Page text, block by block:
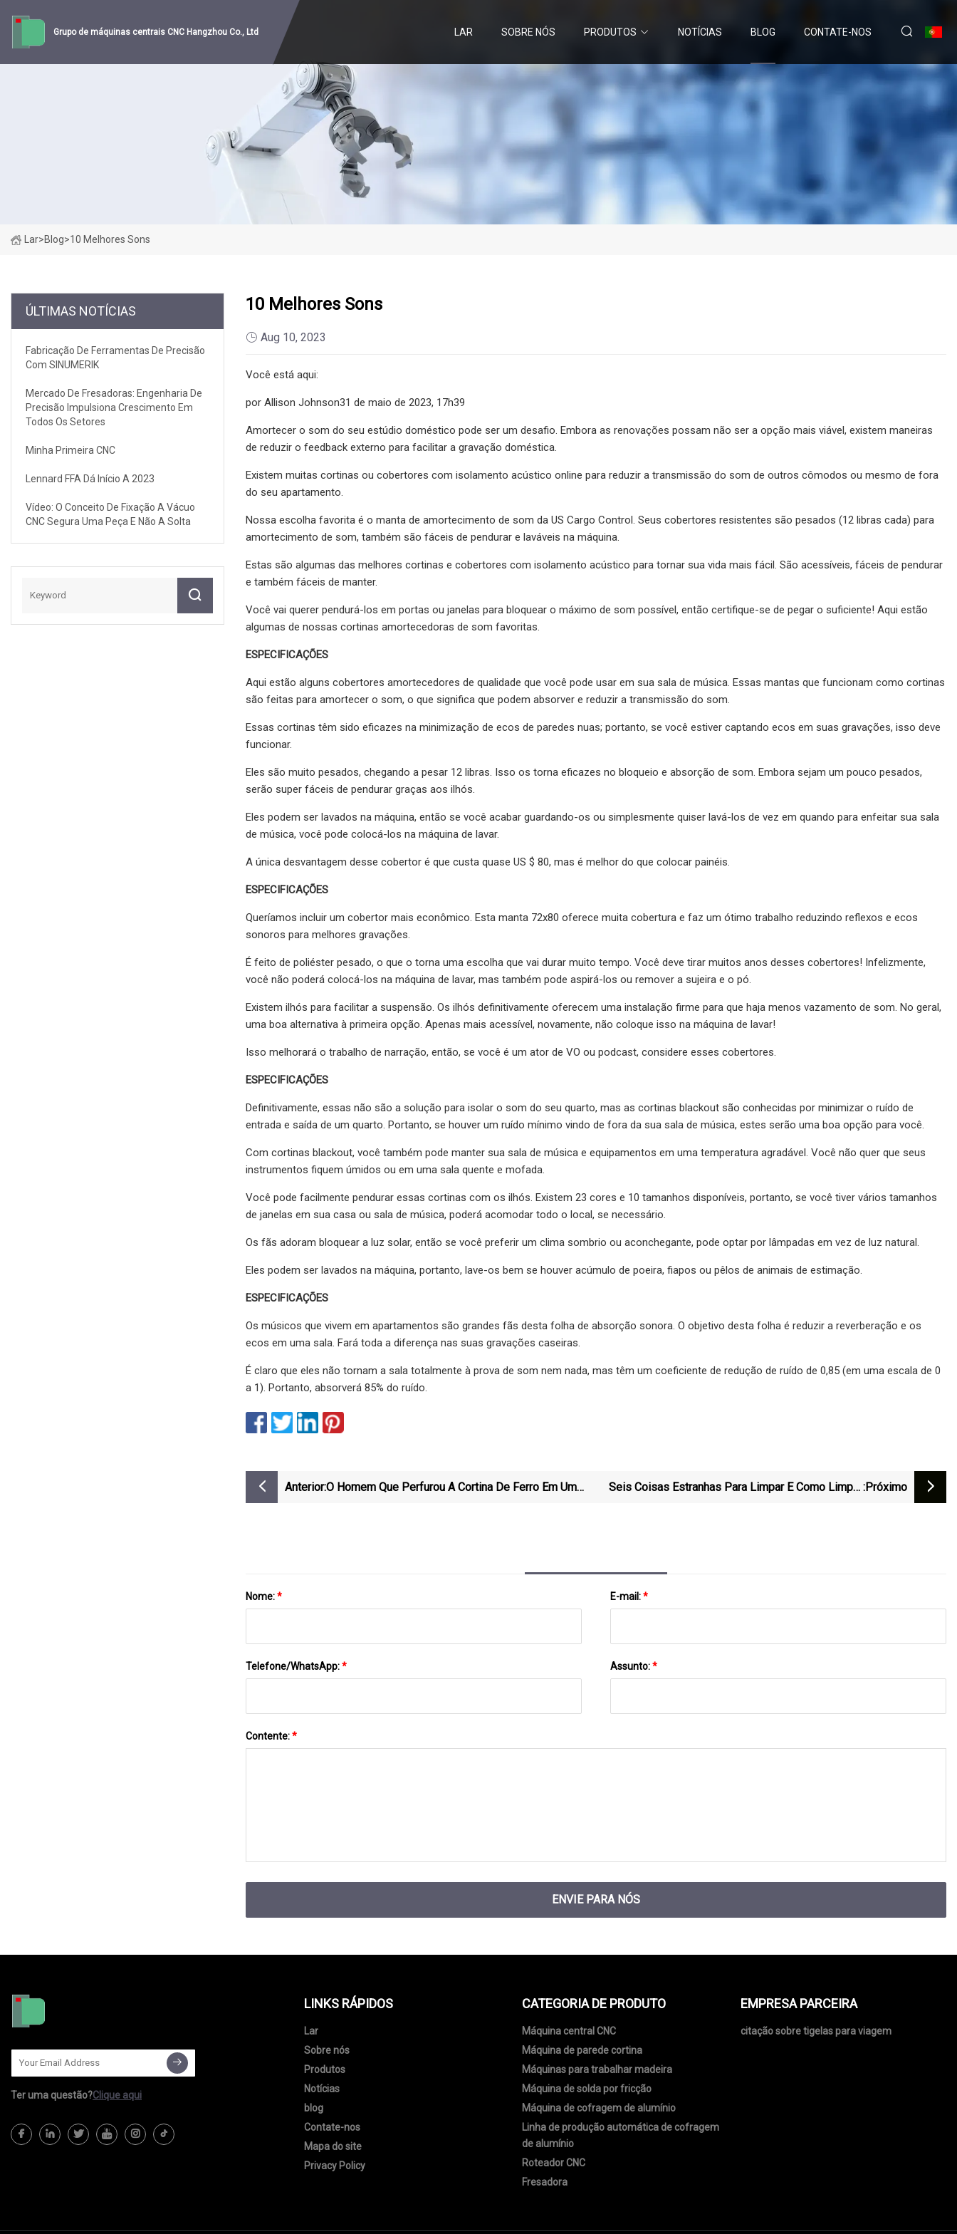
Grupo de máquinas centrais CNC Hangzhou Co., Ltd LAR SOBRE NÓS PRODUTOS NOTÍCIAS BLOG CONTATE-NOS
Lar>Blog>10 Melhores Sons
ÚLTIMAS NOTÍCIAS
Fabricação De Ferramentas De Precisão
Com SINUMERIK
Mercado De Fresadoras: Engenharia De
Precisão Impulsiona Crescimento Em
Todos Os Setores
Minha Primeira CNC
Lennard FFA Dá Início A 2023
Vídeo: O Conceito De Fixação A Vácuo
CNC Segura Uma Peça E Não A Solta
10 Melhores Sons
Aug 10, 2023
Você está aqui:
por Allison Johnson31 de maio de 2023, 17h39
Amortecer o som do seu estúdio doméstico pode ser um desafio. Embora as renovações possam não ser a opção mais viável, existem maneiras
de reduzir o feedback externo para facilitar a gravação doméstica.
Existem muitas cortinas ou cobertores com isolamento acústico online para reduzir a transmissão do som de outros cômodos ou mesmo de fora
do seu apartamento.
Nossa escolha favorita é o manta de amortecimento de som da US Cargo Control. Seus cobertores resistentes são pesados ​​(12 libras cada) para
amortecimento de som, também são fáceis de pendurar e laváveis ​​na máquina.
Estas são algumas das melhores cortinas e cobertores com isolamento acústico para tornar sua vida mais fácil. São acessíveis, fáceis de pendurar
e também fáceis de manter.
Você vai querer pendurá-los em portas ou janelas para bloquear o máximo de som possível, então certifique-se de pegar o suficiente! Aqui estão
algumas de nossas cortinas amortecedoras de som favoritas.
ESPECIFICAÇÕES
Aqui estão alguns cobertores amortecedores de qualidade que você pode usar em sua sala de música. Essas mantas que funcionam como cortinas
são feitas para amortecer o som, o que significa que podem absorver e reduzir a transmissão do som.
Essas cortinas têm sido eficazes na minimização de ecos de paredes nuas; portanto, se você estiver captando ecos em suas gravações, isso deve
funcionar.
Eles são muito pesados, chegando a pesar 12 libras. Isso os torna eficazes no bloqueio e absorção de som. Embora sejam um pouco pesados,
serão super fáceis de pendurar graças aos ilhós.
Eles podem ser lavados na máquina, então se você acabar guardando-os ou simplesmente quiser lavá-los de vez em quando para enfeitar sua sala
de música, você pode colocá-los na máquina de lavar.
A única desvantagem desse cobertor é que custa quase US $ 80, mas é melhor do que colocar painéis.
ESPECIFICAÇÕES
Queríamos incluir um cobertor mais econômico. Esta manta 72x80 oferece muita cobertura e faz um ótimo trabalho reduzindo reflexos e ecos
sonoros para melhores gravações.
É feito de poliéster pesado, o que o torna uma escolha que vai durar muito tempo. Você deve tirar muitos anos desses cobertores! Infelizmente,
você não poderá colocá-los na máquina de lavar, mas também pode aspirá-los ou remover a sujeira e o pó.
Existem ilhós para facilitar a suspensão. Os ilhós definitivamente oferecem uma instalação firme para que haja menos vazamento de som. No geral,
uma boa alternativa à primeira opção. Apenas mais acessível, novamente, não coloque isso na máquina de lavar!
Isso melhorará o trabalho de narração, então, se você é um ator de VO ou podcast, considere esses cobertores.
ESPECIFICAÇÕES
Definitivamente, essas não são a solução para isolar o som do seu quarto, mas as cortinas blackout são conhecidas por minimizar o ruído de
entrada e saída de um quarto. Portanto, se houver um ruído mínimo vindo de fora da sua sala de música, estes serão uma boa opção para você.
Com cortinas blackout, você também pode manter sua sala de música e equipamentos em uma temperatura agradável. Você não quer que seus
instrumentos fiquem úmidos ou em uma sala quente e mofada.
Você pode facilmente pendurar essas cortinas com os ilhós. Existem 23 cores e 10 tamanhos disponíveis, portanto, se você tiver vários tamanhos
de janelas em sua casa ou sala de música, poderá acomodar todo o local, se necessário.
Os fãs adoram bloquear a luz solar, então se você preferir um clima sombrio ou aconchegante, pode optar por lâmpadas em vez de luz natural.
Eles podem ser lavados na máquina, portanto, lave-os bem se houver acúmulo de poeira, fiapos ou pêlos de animais de estimação.
ESPECIFICAÇÕES
Os músicos que vivem em apartamentos são grandes fãs desta folha de absorção sonora. O objetivo desta folha é reduzir a reverberação e os
ecos em uma sala. Fará toda a diferença nas suas gravações caseiras.
É claro que eles não tornam a sala totalmente à prova de som nem nada, mas têm um coeficiente de redução de ruído de 0,85 (em uma escala de 0
a 1). Portanto, absorverá 85% do ruído.
Anterior:O Homem Que Perfurou A Cortina De Ferro Em Um
Seis Coisas Estranhas Para Limpar E Como Limpá- :próximo
Nome:* E-mail:*
Telefone/WhatsApp:* Assunto:*
Contente:*
ENVIE PARA NÓS
Ter uma questão?Clique aqui
LINKS RÁPIDOS
Lar
Sobre nós
Produtos
Notícias
blog
Contate-nos
Mapa do site
Privacy Policy
CATEGORIA DE PRODUTO
Máquina central CNC
Máquina de parede cortina
Máquinas para trabalhar madeira
Máquina de solda por fricção
Máquina de cofragem de alumínio
Linha de produção automática de cofragem
de alumínio
Roteador CNC
Fresadora
EMPRESA PARCEIRA
citação sobre tigelas para viagem